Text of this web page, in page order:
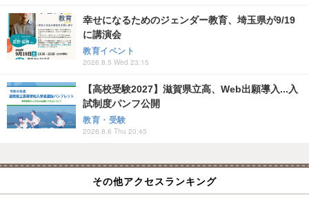
幸せになるためのジェンダー教育、埼玉県が9/19
に講演会
教育イベント
2026.8.5 Wed 23:15
【高校受験2027】滋賀県立高、Web出願導入...入
試制度パンフ公開
教育・受験
2026.8.6 Thu 20:45
その他アクセスランキング